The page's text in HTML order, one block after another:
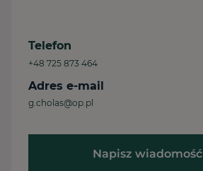
Telefon
+48 725 873 464
Adres e-mail
g.cholas@op.pl
Napisz wiadomość